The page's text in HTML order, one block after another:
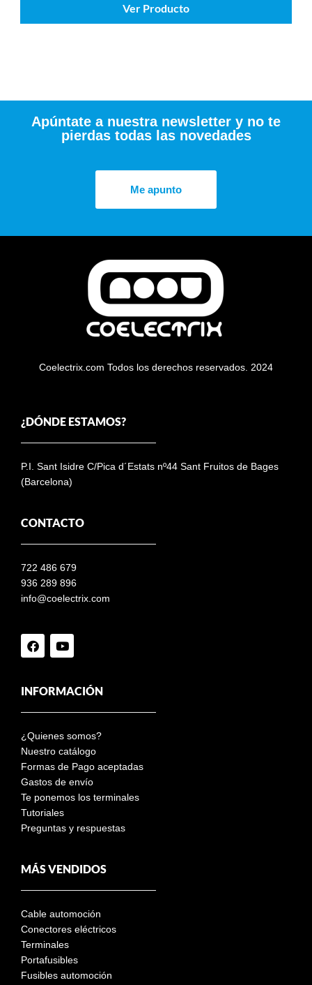
Ver Producto
Apúntate a nuestra newsletter y no te
pierdas todas las novedades
Me apunto
Coelectrix.com Todos los derechos reservados. 2024
¿DÓNDE ESTAMOS?
P.I. Sant Isidre C/Pica d´Estats nº44 Sant Fruitos de Bages
(Barcelona)
CONTACTO
722 486 679
936 289 896
info@coelectrix.com
INFORMACIÓN
¿Quienes somos?
Nuestro catálogo
Formas de Pago aceptadas
Gastos de envío
Te ponemos los terminales
Tutoriales
Preguntas y respuestas
MÁS VENDIDOS
Cable automoción
Conectores eléctricos
Terminales
Portafusibles
Fusibles automoción